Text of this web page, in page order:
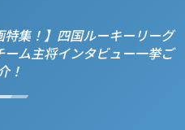
集！】四国ルーキーリーグ
ーム主将インタビュー一挙ご
！